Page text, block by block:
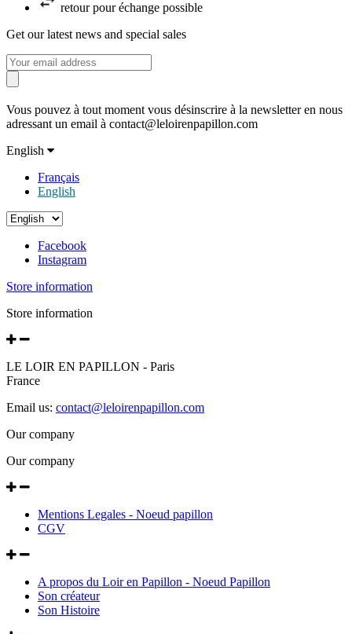
retour pour échange possible
Get our latest news and special sales
Vous pouvez à tout moment vous désinscrire à la newsletter en nous
adressant un email à contact@leloirenpapillon.com
English
Français
English
Facebook
Instagram
Store information
Store information
LE LOIR EN PAPILLON - Paris
France
Email us: contact@leloirenpapillon.com
Our company
Our company
Mentions Legales - Noeud papillon
CGV
A propos du Loir en Papillon - Noeud Papillon
Son créateur
Son Histoire